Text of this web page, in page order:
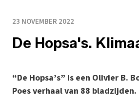
23 NOVEMBER 2022
De Hopsa's.
“De Hopsa’s” is een Olivier B.
Poes verhaal van 88